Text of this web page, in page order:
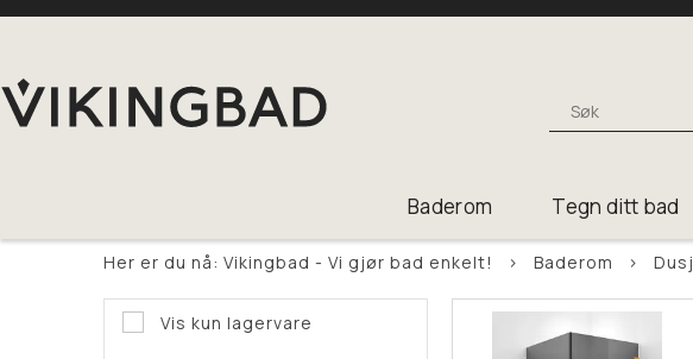
Baderom Tegn ditt bad
Her er du nå: Vikingbad - Vi gjør bad enkelt! > Baderom > Dusj
Vis kun lagervare